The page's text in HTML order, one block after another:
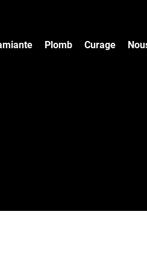
Plomb Curage